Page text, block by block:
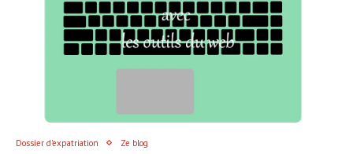
Dossier d'expatriation Ze blog